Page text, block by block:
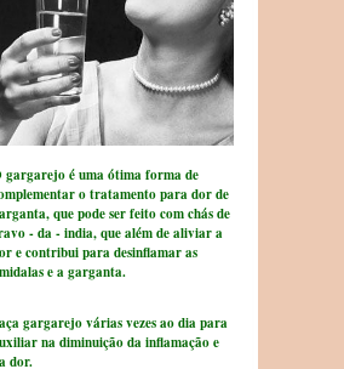
gargarejo é uma ótima forma de
o tratamento para dor de
que pode ser feito com chás de
- da - india, que além de aliviar a
e contribui para desinflamar as
e a garganta.
gargarejo várias vezes ao dia para
na diminuição da inflamação e
dor.